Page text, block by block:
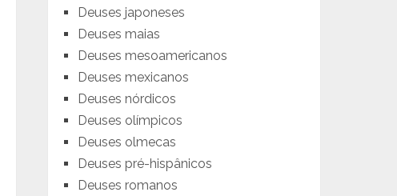
Deuses japoneses
Deuses maias
Deuses mesoamericanos
Deuses mexicanos
Deuses nórdicos
Deuses olímpicos
Deuses olmecas
Deuses pré-hispânicos
Deuses romanos